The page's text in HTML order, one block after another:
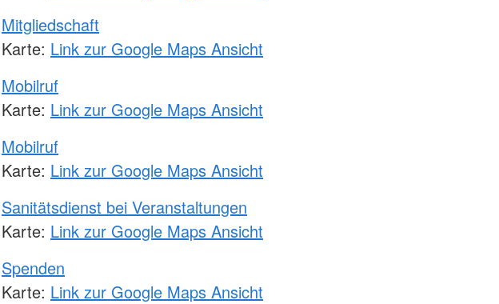
Mitgliedschaft
Karte: Link zur Google Maps Ansicht
Mobilruf
Karte: Link zur Google Maps Ansicht
Mobilruf
Karte: Link zur Google Maps Ansicht
Sanitätsdienst bei Veranstaltungen
Karte: Link zur Google Maps Ansicht
Spenden
Karte: Link zur Google Maps Ansicht